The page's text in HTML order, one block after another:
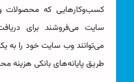
کسب‌وکارهایی که
سایت می‌فروشند برای
می‌توانند وب سایت خود را به
طریق پایانه‌های بانکی هزینه